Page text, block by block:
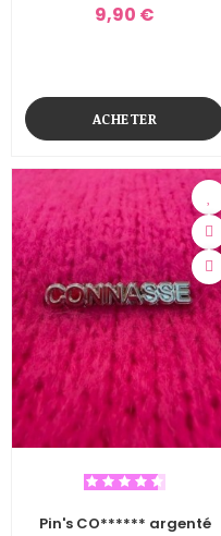
9,90 €
ACHETER
Pin's CO****** argenté